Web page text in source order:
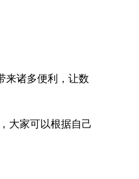
来诸多便利，让数
大家可以根据自己